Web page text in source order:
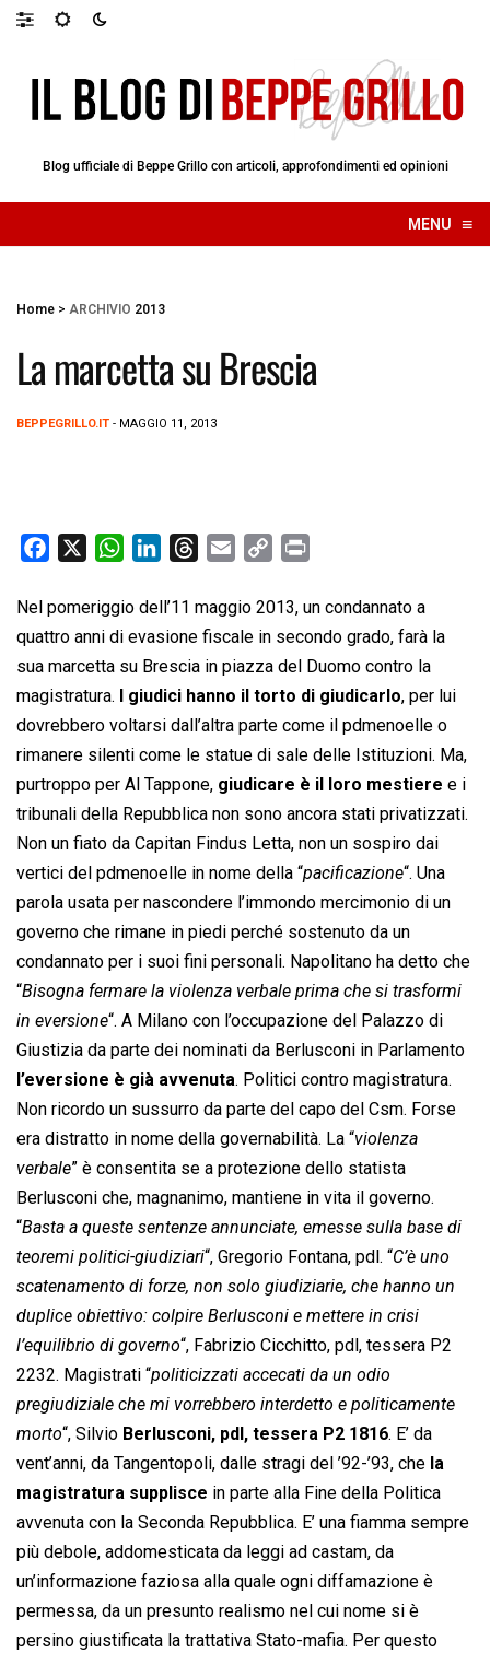
Blog ufficiale di Beppe Grillo con articoli, approfondimenti ed opinioni
MENU ≡
☰
Home > ARCHIVIO 2013
La marcetta su Brescia
BEPPEGRILLO.IT - MAGGIO 11, 2013
c
e
b
o
o
k
W
a
t
s
A
p
p
n
k
e
d
I
n
r
e
a
d
s
a
i
l
p
y
L
i
n
k
i
n
t
Nel pomeriggio dell’11 maggio 2013, un condannato a
quattro anni di evasione fiscale in secondo grado, farà la
sua marcetta su Brescia in piazza del Duomo contro la
magistratura.
I giudici hanno il torto di giudicarlo, per lui
dovrebbero voltarsi dall’altra parte come il pdmenoelle o
rimanere silenti come le statue di sale delle Istituzioni. Ma,
purtroppo per Al Tappone, giudicare è il loro mestiere e i
tribunali della Repubblica non sono ancora stati privatizzati.
Non un fiato da Capitan Findus Letta, non un sospiro dai
vertici del pdmenoelle in nome della “pacificazione“. Una
parola usata per nascondere l’immondo mercimonio di un
governo che rimane in piedi perché sostenuto da un
condannato per i suoi fini personali. Napolitano ha detto che
“Bisogna fermare la violenza verbale prima che si trasformi
in eversione“. A Milano con l’occupazione del Palazzo di
Giustizia da parte dei nominati da Berlusconi in Parlamento
l’eversione è già avvenuta. Politici contro magistratura.
Non ricordo un sussurro da parte del capo del Csm. Forse
era distratto in nome della governabilità. La “violenza
verbale” è consentita se a protezione dello statista
Berlusconi che, magnanimo, mantiene in vita il governo.
“Basta a queste sentenze annunciate, emesse sulla base di
teoremi politici-giudiziari“, Gregorio Fontana, pdl. “C’è uno
scatenamento di forze, non solo giudiziarie, che hanno un
duplice obiettivo: colpire Berlusconi e mettere in crisi
l’equilibrio di governo“, Fabrizio Cicchitto, pdl, tessera P2
2232. Magistrati “politicizzati accecati da un odio
pregiudiziale che mi vorrebbero interdetto e politicamente
morto“, Silvio Berlusconi, pdl, tessera P2 1816. E’ da
vent’anni, da Tangentopoli, dalle stragi del ’92-’93, che la
magistratura supplisce in parte alla Fine della Politica
avvenuta con la Seconda Repubblica. E’ una fiamma sempre
più debole, addomesticata da leggi ad castam, da
un’informazione faziosa alla quale ogni diffamazione è
permessa, da un presunto realismo nel cui nome si è
persino giustificata la trattativa Stato-mafia. Per questo